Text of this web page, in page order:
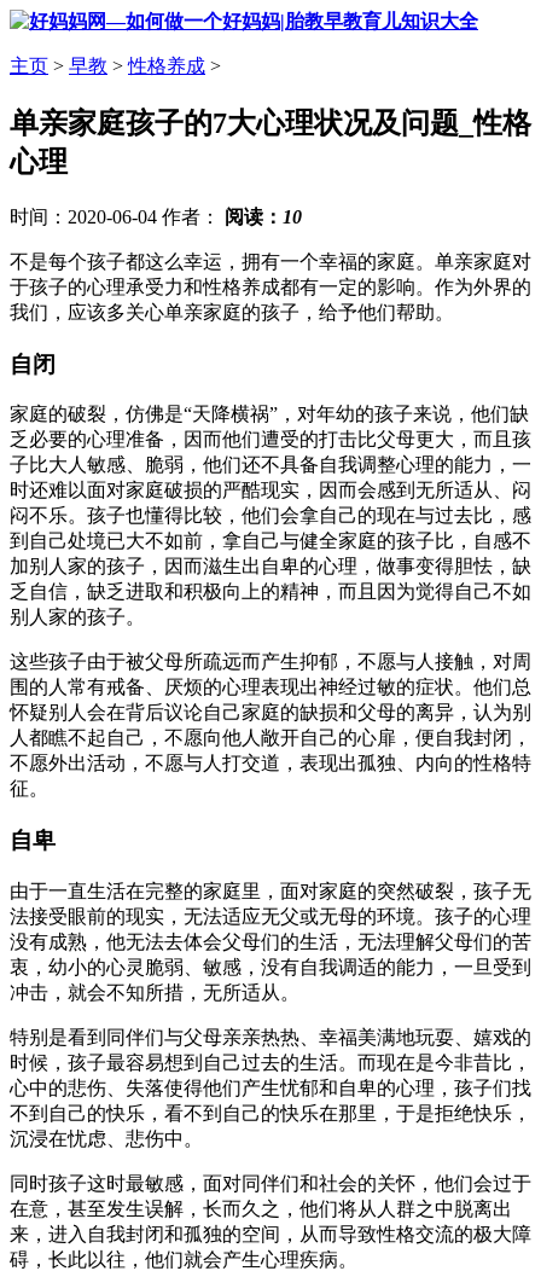
主页 > 早教 >性格养成 >
单亲家庭孩子的7大心理状况及问题_性格
心理
时间：2020-06-04 作者： 阅读： 10
不是每个孩子都这么幸运，拥有一个幸福的家庭。单亲家庭对
于孩子的心理承受力和性格养成都有一定的影响。作为外界的
我们，应该多关心单亲家庭的孩子，给予他们帮助。
自闭
家庭的破裂，仿佛是“天降横祸”，对年幼的孩子来说，他们缺
乏必要的心理准备，因而他们遭受的打击比父母更大，而且孩
子比大人敏感、脆弱，他们还不具备自我调整心理的能力，一
时还难以面对家庭破损的严酷现实，因而会感到无所适从、闷
闷不乐。孩子也懂得比较，他们会拿自己的现在与过去比，感
到自己处境已大不如前，拿自己与健全家庭的孩子比，自感不
加别人家的孩子，因而滋生出自卑的心理，做事变得胆怯，缺
乏自信，缺乏进取和积极向上的精神，而且因为觉得自己不如
别人家的孩子。
这些孩子由于被父母所疏远而产生抑郁，不愿与人接触，对周
围的人常有戒备、厌烦的心理表现出神经过敏的症状。他们总
怀疑别人会在背后议论自己家庭的缺损和父母的离异，认为别
人都瞧不起自己，不愿向他人敞开自己的心扉，便自我封闭，
不愿外出活动，不愿与人打交道，表现出孤独、内向的性格特
征。
自卑
由于一直生活在完整的家庭里，面对家庭的突然破裂，孩子无
法接受眼前的现实，无法适应无父或无母的环境。孩子的心理
没有成熟，他无法去体会父母们的生活，无法理解父母们的苦
衷，幼小的心灵脆弱、敏感，没有自我调适的能力，一旦受到
冲击，就会不知所措，无所适从。
特别是看到同伴们与父母亲亲热热、幸福美满地玩耍、嬉戏的
时候，孩子最容易想到自己过去的生活。而现在是今非昔比，
心中的悲伤、失落使得他们产生忧郁和自卑的心理，孩子们找
不到自己的快乐，看不到自己的快乐在那里，于是拒绝快乐，
沉浸在忧虑、悲伤中。
同时孩子这时最敏感，面对同伴们和社会的关怀，他们会过于
在意，甚至发生误解，长而久之，他们将从人群之中脱离出
来，进入自我封闭和孤独的空间，从而导致性格交流的极大障
碍，长此以往，他们就会产生心理疾病。